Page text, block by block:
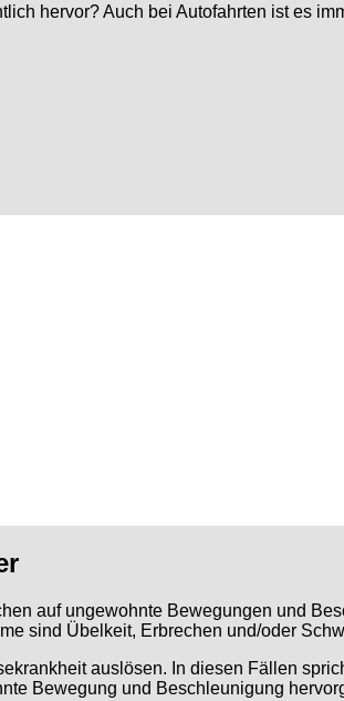
hervor? Auch bei Autofahrten ist es
auf ungewohnte Bewegungen und
sind Übelkeit, Erbrechen und/oder
auslösen. In diesen Fällen
Bewegung und Beschleunigung